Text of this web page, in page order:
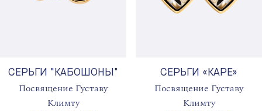
СЕРЬГИ "КАБОШОНЫ"
Посвящение Густаву
Климту
СЕРЬГИ «КАРЕ»
Посвящение Густаву
Климту